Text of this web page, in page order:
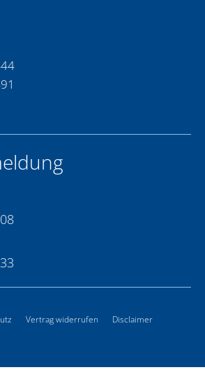
Vertrag widerrufen
Disclaimer